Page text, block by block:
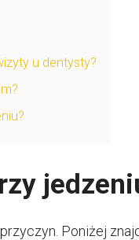
u dentysty?
Poniżej